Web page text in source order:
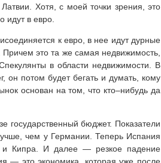
Хотя, с моей точки зрения, это
идут в евро.
к евро, в нее идут дурные
это та же самая недвижимость,
в области недвижимости. В
он потом будет бегать и думать, кому
основан на том, что кто–нибудь да
государственный бюджет. Показатели
чем у Германии. Теперь Испания
Кипра. И далее — резкое падение
— это экономика, которая уже после